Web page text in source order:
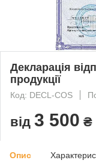
Декларація
продукції
Код: DECL-COS
від 3 500 ₴
Опис